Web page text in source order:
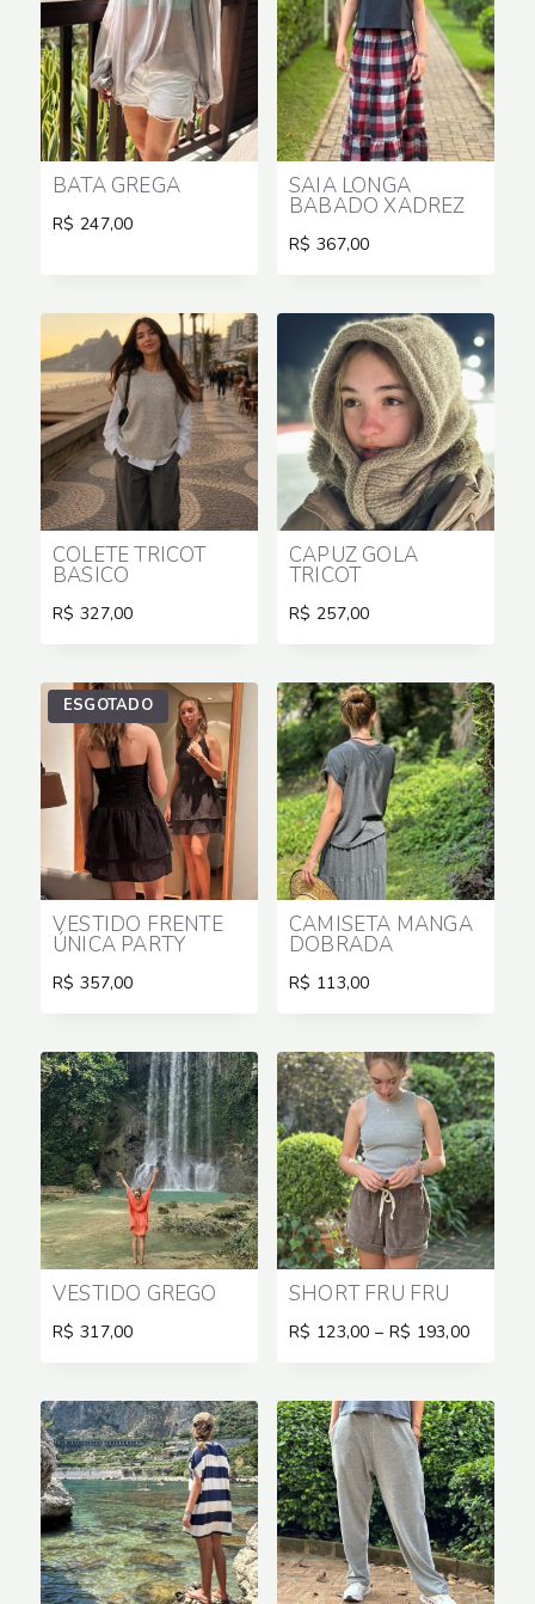
BATA GREGA
R$ 247,00
SAIA LONGA
BABADO XADREZ
R$ 367,00
COLETE TRICOT
BASICO
R$ 327,00
CAPUZ GOLA
TRICOT
R$ 257,00
ESGOTADO
VESTIDO FRENTE
ÚNICA PARTY
R$ 357,00
CAMISETA MANGA
DOBRADA
R$ 113,00
VESTIDO GREGO
R$ 317,00
SHORT FRU FRU
R$ 123,00 – R$ 193,00
R$